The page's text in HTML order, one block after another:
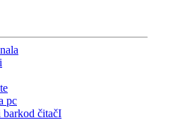
pc
barkod čitačI